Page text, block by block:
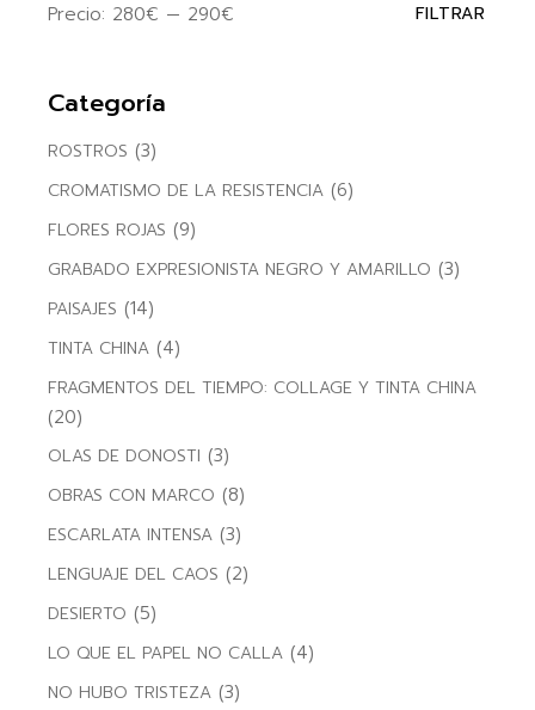
FILTRAR
Precio: 280€ — 290€
Categoría
ROSTROS (3)
CROMATISMO DE LA RESISTENCIA (6)
FLORES ROJAS (9)
GRABADO EXPRESIONISTA NEGRO Y AMARILLO (3)
PAISAJES (14)
TINTA CHINA (4)
FRAGMENTOS DEL TIEMPO: COLLAGE Y TINTA CHINA
(20)
OLAS DE DONOSTI (3)
OBRAS CON MARCO (8)
ESCARLATA INTENSA (3)
LENGUAJE DEL CAOS (2)
DESIERTO (5)
LO QUE EL PAPEL NO CALLA (4)
NO HUBO TRISTEZA (3)